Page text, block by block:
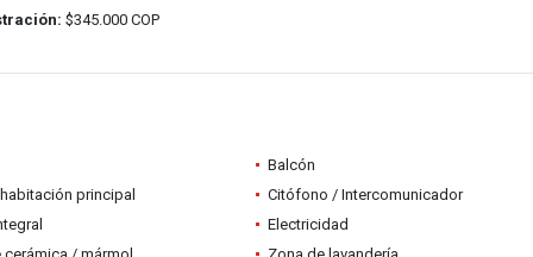
$345.000 COP
Balcón
principal
Citófono / Intercomunicador
Electricidad